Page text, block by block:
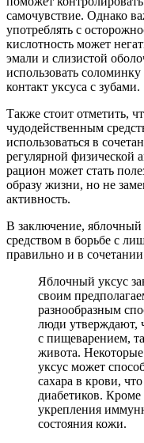
самочувствие. Однако
употреблять с
кислотность может
эмали и слизистой
использовать
контакт уксуса с зубами.
Также стоит отметить,
чудодейственным
использоваться в
регулярной физической
рацион может стать
образу жизни, но не
активность.
В заключение,
средством в борьбе с
правильно и в
Яблочный уксус
своим
разнообразным
люди утверждают,
с пищеварением,
живота.
уксус может
сахара в крови,
диабетиков. Кроме
укрепления
состояния кожи.